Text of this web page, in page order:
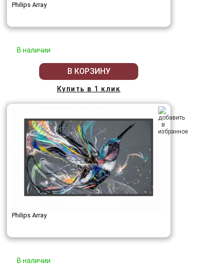
Philips Array
В наличии
В КОРЗИНУ
Купить в 1 клик
Philips Array
В наличии